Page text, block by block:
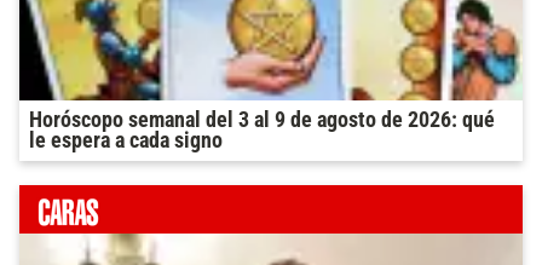
Horóscopo semanal del 3 al 9 de agosto de 2026: qué
le espera a cada signo